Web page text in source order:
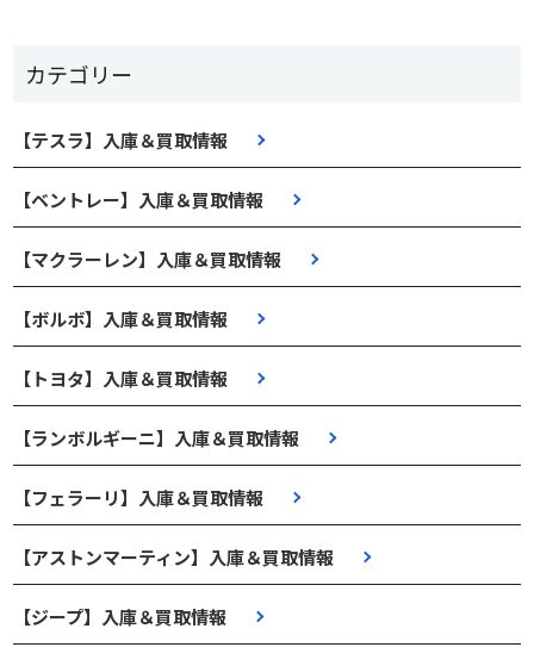
カテゴリー
【テスラ】入庫＆買取情報
【ベントレー】入庫＆買取情報
【マクラーレン】入庫＆買取情報
【ボルボ】入庫＆買取情報
【トヨタ】入庫＆買取情報
【ランボルギーニ】入庫＆買取情報
【フェラーリ】入庫＆買取情報
【アストンマーティン】入庫＆買取情報
【ジープ】入庫＆買取情報